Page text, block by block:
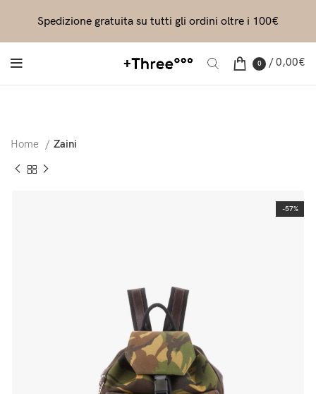
0 / 0,00€
Home Zaini
-57%
Spedizione gratuita su tutti gli ordini oltre i 100€